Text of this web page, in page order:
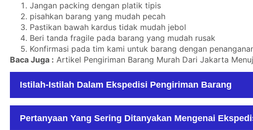
Jangan packing dengan platik tipis
pisahkan barang yang mudah pecah
Pastikan bawah kardus tidak mudah jebol
Beri tanda fragile pada barang yang mudah rusak
Konfirmasi pada tim kami untuk barang dengan
Baca Juga : Artikel Pengiriman Barang Murah Dari Jakarta
Istilah-Istilah Dalam Ekspedisi Pengiriman Barang
Pertanyaan Yang Sering Ditanyakan Mengenai